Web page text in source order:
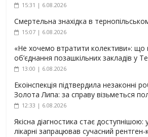
15:31 | 6.08.2026
Смертельна знахідка в
15:07 | 6.08.2026
«Не хочемо втратити колективи»: що
об’єднання позашкільних закладів у
13:00 | 6.08.2026
Екоінспекція підтвердила незаконні
Золота Липа: за справу візьметься
12:33 | 6.08.2026
Якісна діагностика стає доступнішою:
лікарні запрацював сучасний рентген-